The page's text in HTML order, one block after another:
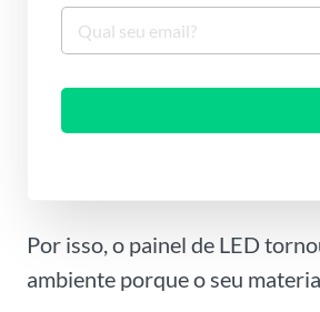
S
u
Por isso, o painel de LED
ambiente porque o seu